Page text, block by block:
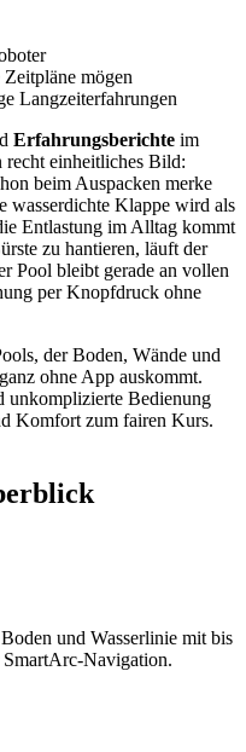
mögen
Langzeiterfahrungen
Erfahrungsberichte im
recht einheitliches Bild:
beim Auspacken merke
wasserdichte Klappe wird als
Entlastung im Alltag kommt
zu hantieren, läuft der
Pool bleibt gerade an vollen
per Knopfdruck ohne
der Boden, Wände und
ohne App auskommt.
unkomplizierte Bedienung
Komfort zum fairen Kurs.
und Wasserlinie mit bis
Navigation.